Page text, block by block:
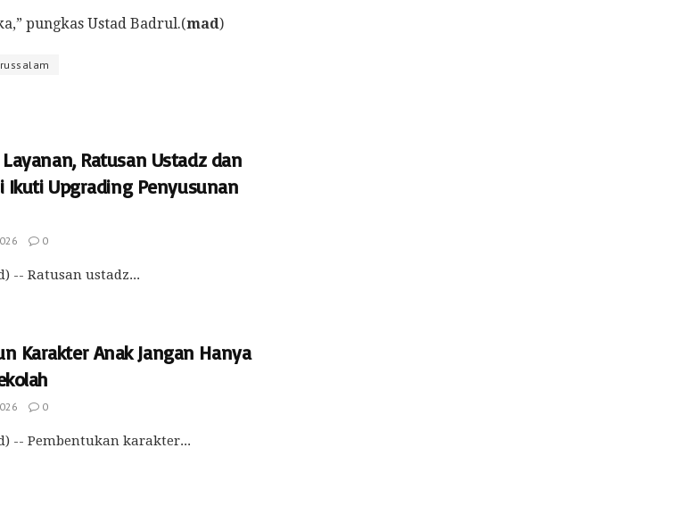
pungkas Ustad Badrul.(mad)
Ratusan Ustadz dan
Ikuti Upgrading Penyusunan
0
-- Ratusan ustadz...
Karakter Anak Jangan Hanya
0
-- Pembentukan karakter...